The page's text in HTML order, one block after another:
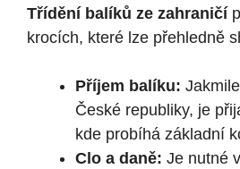
Třídění balíků ze zahraničí
krocích, které lze přehledně
Příjem balíku:
České republiky, je
kde probíhá základní
Clo a daně: Je nutné